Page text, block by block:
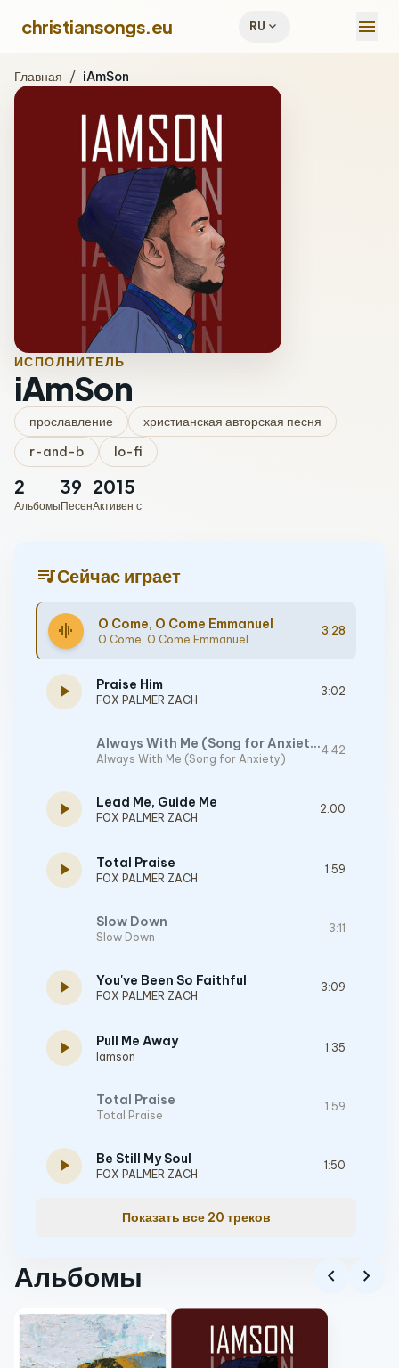
christiansongs.eu RU expand_more menu
Главная / iAmSon
ИСПОЛНИТЕЛЬ
iAmSon
прославление
христианская авторская песня
r-and-b
lo-fi
2
Альбомы
39
Песен
2015
Активен с
queue_musicСейчас играет
graphic_eq O Come, O Come Emmanuel
O Come, O Come Emmanuel
3:28
play_arrow Praise Him
FOX PALMER ZACH
3:02
Always With Me (Song for Anxiety)
Always With Me (Song for Anxiety)
4:42
play_arrow Lead Me, Guide Me
FOX PALMER ZACH
2:00
play_arrow Total Praise
FOX PALMER ZACH
1:59
Slow Down
Slow Down
3:11
play_arrow You've Been So Faithful
FOX PALMER ZACH
3:09
play_arrow Pull Me Away
Iamson
1:35
Total Praise
Total Praise
1:59
play_arrow Be Still My Soul
FOX PALMER ZACH
1:50
Показать все 20 треков
Альбомы chevron_left chevron_right